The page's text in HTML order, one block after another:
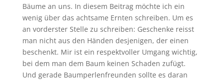
Bäume an uns. In diesem Beitrag möchte ich ein
wenig über das achtsame Ernten schreiben. Um es
an vorderster Stelle zu schreiben: Geschenke reisst
man nicht aus den Händen desjenigen, der einen
beschenkt. Mir ist ein respektvoller Umgang wichtig,
bei dem man dem Baum keinen Schaden zufügt.
Und gerade Baumperlenfreunden sollte es daran